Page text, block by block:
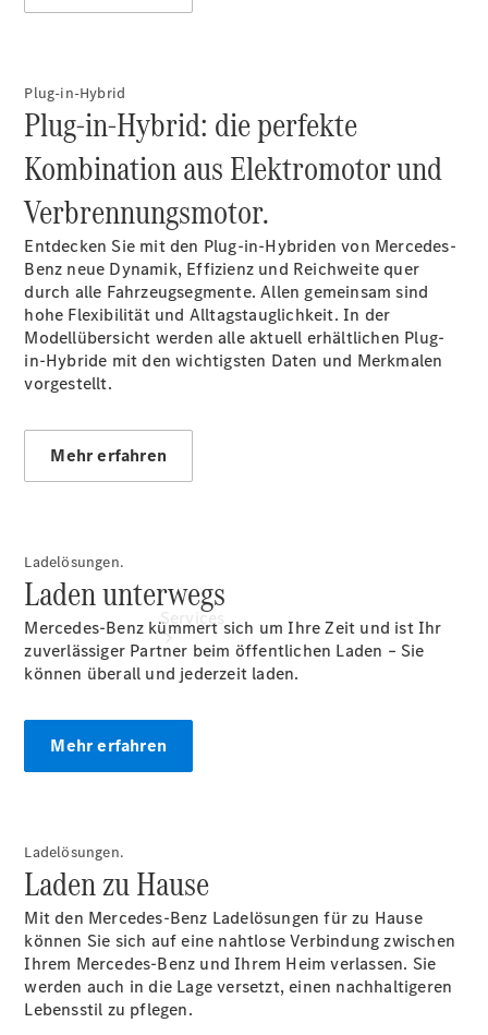
Übersicht
Gebrauchtwagensuche
Junge
Sterne -
elektrisch
Gebrauchtwagenangebote
Services
Teile &
Zubehör
Pannen- &
Schadenhilfe
Reparatur &
Werkstatt
Rückrufe &
Plug-in-Hybrid
Plug-in-Hybrid: die perfekte
Kombination aus Elektromotor und
Verbrennungsmotor.
Entdecken Sie mit den Plug-in-Hybriden von Mercedes-
Benz neue Dynamik, Effizienz und Reichweite quer
durch alle Fahrzeugsegmente. Allen gemeinsam sind
hohe Flexibilität und Alltagstauglichkeit. In der
Modellübersicht werden alle aktuell erhältlichen Plug-
in-Hybride mit den wichtigsten Daten und Merkmalen
vorgestellt.
Mehr erfahren
Ladelösungen.
Laden unterwegs
Mercedes-Benz kümmert sich um Ihre Zeit und ist Ihr
zuverlässiger Partner beim öffentlichen Laden – Sie
können überall und jederzeit laden.
Mehr erfahren
Ladelösungen.
Laden zu Hause
Mit den Mercedes-Benz Ladelösungen für zu Hause
können Sie sich auf eine nahtlose Verbindung zwischen
Ihrem Mercedes-Benz und Ihrem Heim verlassen. Sie
werden auch in die Lage versetzt, einen nachhaltigeren
Lebensstil zu pflegen.